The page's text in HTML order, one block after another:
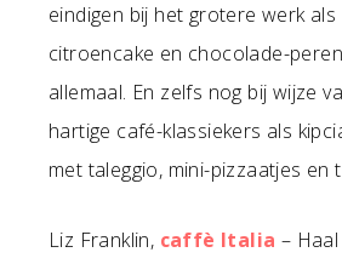
eindigen bij het grotere werk als
citroencake en chocolade-
allemaal. En zelfs nog bij wijze
hartige café-klassiekers als
met taleggio, mini-pizzaatjes en
Liz Franklin, caffè Italia –